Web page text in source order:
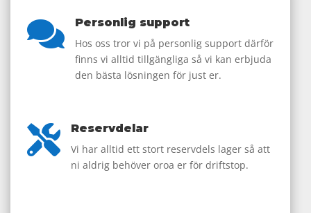

Personlig support
Hos oss tror vi på personlig support därför
finns vi alltid tillgängliga så vi kan erbjuda
den bästa lösningen för just er.

Reservdelar
Vi har alltid ett stort reservdels lager så att
ni aldrig behöver oroa er för driftstop.